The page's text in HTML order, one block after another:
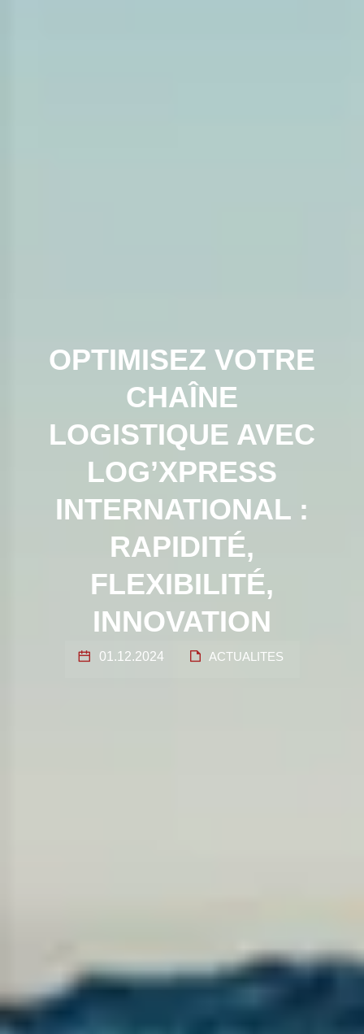
OPTIMISEZ VOTRE
CHAÎNE
LOGISTIQUE AVEC
LOG’XPRESS
INTERNATIONAL :
RAPIDITÉ,
FLEXIBILITÉ,
INNOVATION
01.12.2024 ACTUALITES